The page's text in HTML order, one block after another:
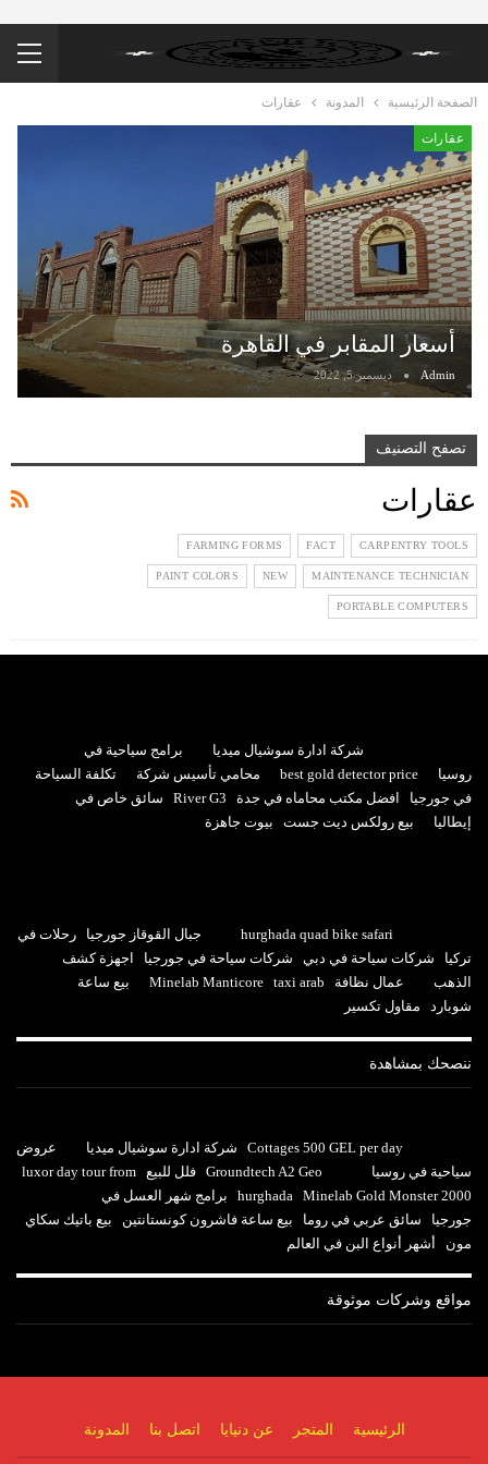
الصفحة الرئيسية المدونة عقارات
عقارات
أسعار المقابر في القاهرة
Admin ديسمبر 5, 2022
تصفح التصنيف
عقارات
CARPENTRY TOOLS
FACT
FARMING FORMS
MAINTENANCE TECHNICIAN
NEW
PAINT COLORS
PORTABLE COMPUTERS
شركة ادارة سوشيال ميديا
برامج سياحية في
روسيا
best gold detector price محامي تأسيس شركة
تكلفة السياحة
في جورجيا
افضل مكتب محاماه في جدة River G3
سائق خاص في
إيطاليا
بيع رولكس ديت جست بيوت جاهزة
hurghada quad bike safari جبال القوقاز جورجيا
رحلات في
تركيا
شركات سياحة في دبي شركات سياحة في جورجيا
اجهزة كشف
الذهب
عمال نظافة Minelab Manticore taxi arab
بيع ساعة
شوبارد
مقاول تكسير
ننصحك بمشاهدة
Cottages 500 GEL per day شركة ادارة سوشيال ميديا
عروض
سياحية في روسيا
Groundtech A2 Geo فلل للبيع
luxor day tour from
hurghada
Minelab Gold Monster 2000
برامج شهر العسل في
جورجيا
سائق عربي في روما بيع ساعة فاشرون كونستانتين
بيع باتيك سكاي
مون
أشهر أنواع البن في العالم
مواقع وشركات موثوقة
الرئيسية المتجر عن دنيايا اتصل بنا المدونة